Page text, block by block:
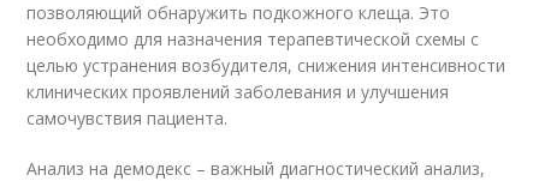
позволяющий обнаружить подкожного клеща. Это
необходимо для назначения терапевтической схемы с
целью устранения возбудителя, снижения интенсивности
клинических проявлений заболевания и улучшения
самочувствия пациента.
Анализ на демодекс – важный диагностический анализ,